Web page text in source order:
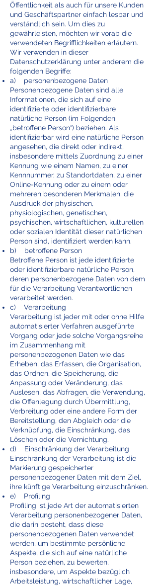
Öffentlichkeit als auch für unsere Kunden
und Geschäftspartner einfach lesbar und
verständlich sein. Um dies zu
gewährleisten, möchten wir vorab die
verwendeten Begrifflichkeiten erläutern.
Wir verwenden in dieser
Datenschutzerklärung unter anderem die
folgenden Begriffe:
a) personenbezogene Daten
Personenbezogene Daten sind alle
Informationen, die sich auf eine
identifizierte oder identifizierbare
natürliche Person (im Folgenden
„betroffene Person“) beziehen. Als
identifizierbar wird eine natürliche Person
angesehen, die direkt oder indirekt,
insbesondere mittels Zuordnung zu einer
Kennung wie einem Namen, zu einer
Kennnummer, zu Standortdaten, zu einer
Online-Kennung oder zu einem oder
mehreren besonderen Merkmalen, die
Ausdruck der physischen,
physiologischen, genetischen,
psychischen, wirtschaftlichen, kulturellen
oder sozialen Identität dieser natürlichen
Person sind, identifiziert werden kann.
b) betroffene Person
Betroffene Person ist jede identifizierte
oder identifizierbare natürliche Person,
deren personenbezogene Daten von dem
für die Verarbeitung Verantwortlichen
verarbeitet werden.
c) Verarbeitung
Verarbeitung ist jeder mit oder ohne Hilfe
automatisierter Verfahren ausgeführte
Vorgang oder jede solche Vorgangsreihe
im Zusammenhang mit
personenbezogenen Daten wie das
Erheben, das Erfassen, die Organisation,
das Ordnen, die Speicherung, die
Anpassung oder Veränderung, das
Auslesen, das Abfragen, die Verwendung,
die Offenlegung durch Übermittlung,
Verbreitung oder eine andere Form der
Bereitstellung, den Abgleich oder die
Verknüpfung, die Einschränkung, das
Löschen oder die Vernichtung.
d) Einschränkung der Verarbeitung
Einschränkung der Verarbeitung ist die
Markierung gespeicherter
personenbezogener Daten mit dem Ziel,
ihre künftige Verarbeitung einzuschränken.
e) Profiling
Profiling ist jede Art der automatisierten
Verarbeitung personenbezogener Daten,
die darin besteht, dass diese
personenbezogenen Daten verwendet
werden, um bestimmte persönliche
Aspekte, die sich auf eine natürliche
Person beziehen, zu bewerten,
insbesondere, um Aspekte bezüglich
Arbeitsleistung, wirtschaftlicher Lage,